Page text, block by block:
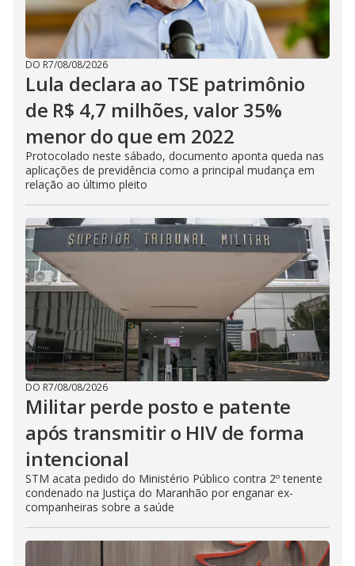
DO R7/08/08/2026
Lula declara ao TSE patrimônio
de R$ 4,7 milhões, valor 35%
menor do que em 2022
Protocolado neste sábado, documento aponta queda nas
aplicações de previdência como a principal mudança em
relação ao último pleito
DO R7/08/08/2026
Militar perde posto e patente
após transmitir o HIV de forma
intencional
STM acata pedido do Ministério Público contra 2º tenente
condenado na Justiça do Maranhão por enganar ex-
companheiras sobre a saúde